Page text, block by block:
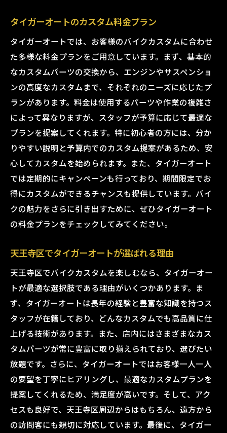
タイガーオートのカスタム料金プラン
タイガーオートでは、お客様のバイクカスタムに合わせ
た多様な料金プランをご用意しています。まず、基本的
なカスタムパーツの交換から、エンジンやサスペンショ
ンの高度なカスタムまで、それぞれのニーズに応じたプ
ランがあります。料金は使用するパーツや作業の複雑さ
によって異なりますが、スタッフが予算に応じて最適な
プランを提案してくれます。特に初心者の方には、分か
りやすい説明と予算内でのカスタム提案があるため、安
心してカスタムを始められます。また、タイガーオート
では定期的にキャンペーンも行っており、期間限定でお
得にカスタムができるチャンスも提供しています。バイ
クの魅力をさらに引き出すために、ぜひタイガーオート
の料金プランをチェックしてみてください。
天王寺区でタイガーオートが選ばれる理由
天王寺区でバイクカスタムを楽しむなら、タイガーオー
トが最適な選択肢である理由がいくつかあります。ま
ず、タイガーオートは長年の経験と豊富な知識を持つス
タッフが在籍しており、どんなカスタムでも高品質に仕
上げる技術があります。また、店内にはさまざまなカス
タムパーツが常に豊富に取り揃えられており、選びたい
放題です。さらに、タイガーオートではお客様一人一人
の要望を丁寧にヒアリングし、最適なカスタムプランを
提案してくれるため、満足度が高いです。そして、アク
セスも良好で、天王寺区周辺からはもちろん、遠方から
の訪問客にも親切に対応しています。最後に、タイガー